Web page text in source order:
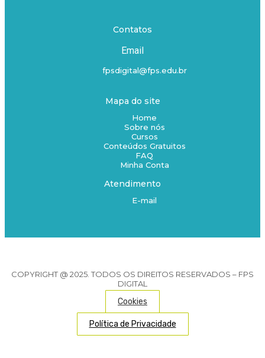
Contatos
Email
fpsdigital@fps.edu.br
Mapa do site
Home
Sobre nós
Cursos
Conteúdos Gratuitos
FAQ
Minha Conta
Atendimento
E-mail
COPYRIGHT @ 2025. TODOS OS DIREITOS RESERVADOS – FPS
DIGITAL
Cookies
Política de Privacidade